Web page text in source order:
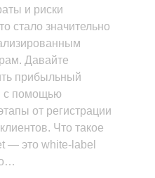
и риски
стало значительно
Давайте
прибыльный
с помощью
от регистрации
Что такое
— это white-label